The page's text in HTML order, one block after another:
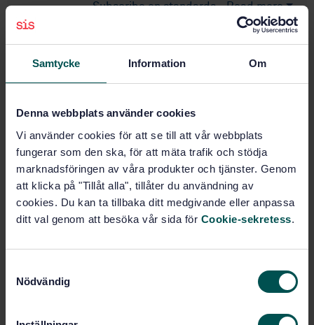
Samtycke Information Om
Denna webbplats använder cookies
Vi använder cookies för att se till att vår webbplats
fungerar som den ska, för att mäta trafik och stödja
marknadsföringen av våra produkter och tjänster. Genom
att klicka på "Tillåt alla", tillåter du användning av
cookies. Du kan ta tillbaka ditt medgivande eller anpassa
ditt val genom att besöka vår sida för Cookie-sekretess.
Nödvändig
Subscribe on standards - Read more
Price:687 SEK
Add to cart
Product information
Language: English
Written by: Svenska institutet för
standarder
Edition:1
No of pages: